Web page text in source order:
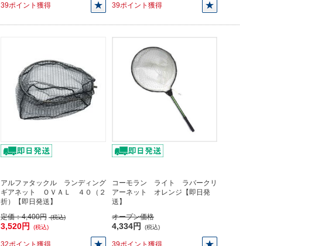
39ポイント獲得 39ポイント獲得
アルファタックル ランディング
ギアネット ＯＶＡＬ ４０（２
折）【即日発送】
定価：4,400円 (税込)
3,520円 (税込)
32ポイント獲得
コーモラン ライト ラバークリ
アーネット オレンジ【即日発
送】
オープン価格
4,334円 (税込)
39ポイント獲得